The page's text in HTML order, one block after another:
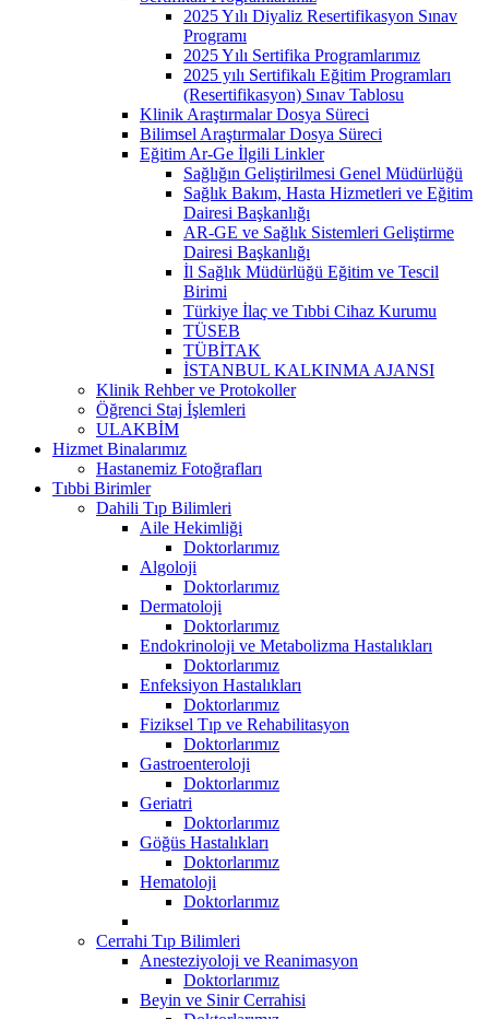
2025 Yılı Diyaliz Resertifikasyon Sınav
Programı
2025 Yılı Sertifika Programlarımız
2025 yılı Sertifikalı Eğitim Programları
(Resertifikasyon) Sınav Tablosu
Klinik Araştırmalar Dosya Süreci
Bilimsel Araştırmalar Dosya Süreci
Eğitim Ar-Ge İlgili Linkler
Sağlığın Geliştirilmesi Genel Müdürlüğü
Sağlık Bakım, Hasta Hizmetleri ve Eğitim
Dairesi Başkanlığı
AR-GE ve Sağlık Sistemleri Geliştirme
Dairesi Başkanlığı
İl Sağlık Müdürlüğü Eğitim ve Tescil
Birimi
Türkiye İlaç ve Tıbbi Cihaz Kurumu
TÜSEB
TÜBİTAK
İSTANBUL KALKINMA AJANSI
Klinik Rehber ve Protokoller
Öğrenci Staj İşlemleri
ULAKBİM
Hizmet Binalarımız
Hastanemiz Fotoğrafları
Tıbbi Birimler
Dahili Tıp Bilimleri
Aile Hekimliği
Doktorlarımız
Algoloji
Doktorlarımız
Dermatoloji
Doktorlarımız
Endokrinoloji ve Metabolizma Hastalıkları
Doktorlarımız
Enfeksiyon Hastalıkları
Doktorlarımız
Fiziksel Tıp ve Rehabilitasyon
Doktorlarımız
Gastroenteroloji
Doktorlarımız
Geriatri
Doktorlarımız
Göğüs Hastalıkları
Doktorlarımız
Hematoloji
Doktorlarımız
Cerrahi Tıp Bilimleri
Anesteziyoloji ve Reanimasyon
Doktorlarımız
Beyin ve Sinir Cerrahisi